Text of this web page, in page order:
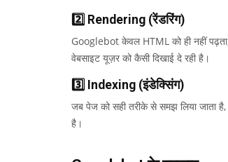
2️⃣ Rendering (रेंडरिंग)
Googlebot केवल HTML को ही नहीं
वेबसाइट यूज़र को कैसी दिखाई दे रही है।
3️⃣ Indexing (इंडेक्सिंग)
जब पेज को सही तरीके से समझ लिया जाता
है।